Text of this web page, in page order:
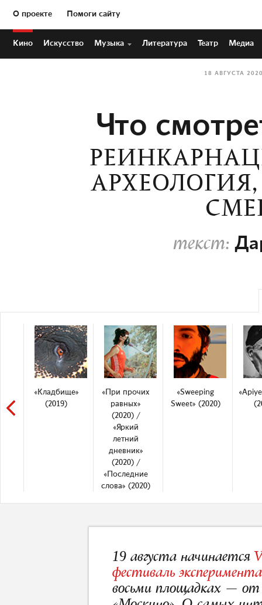
О проекте Помоги сайту
Кино Искусство Музыка Литература Театр Медиа
18 АВГУСТА
Что
текст:
«Кладбище»
(2019)
«При прочих
равных»
(2020) /
«Яркий
летний
дневник»
(2020) /
«Последние
слова» (2020)
«Sweeping
Sweet» (2020)
19 августа начинается
фестиваль
восьми площадках — от